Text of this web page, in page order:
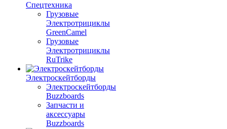
Спецтехника
Грузовые
Электротрициклы
GreenCamel
Грузовые
Электротрициклы
RuTrike
Электроскейтборды
Электроскейтборды
Buzzboards
Запчасти и
аксессуары
Buzzboards